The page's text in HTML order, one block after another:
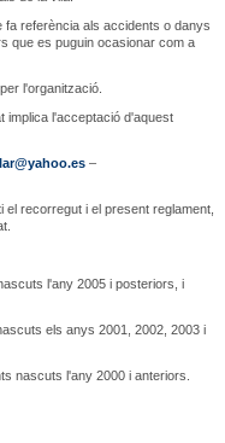
fa referència als accidents o danys
que es puguin ocasionar com a
l'organització.
implica l'acceptació d'aquest
–
recorregut i el present reglament,
l'any 2005 i posteriors, i
els anys 2001, 2002, 2003 i
nascuts l'any 2000 i anteriors.